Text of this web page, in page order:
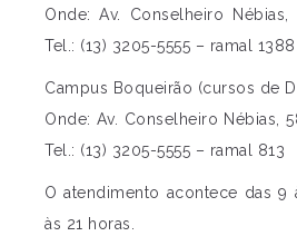
Onde: Av. Conselheiro
Tel.: (13) 3205-5555 – ramal 1388
Campus Boqueirão (cursos de
Onde: Av. Conselheiro Nébias,
Tel.: (13) 3205-5555 – ramal 813
O atendimento acontece das 9
às 21 horas.